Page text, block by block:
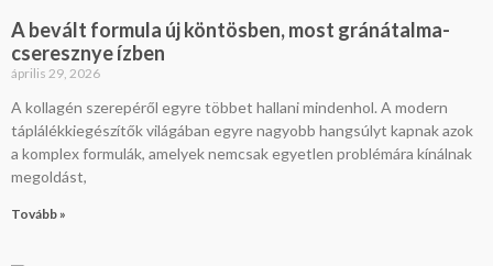
A bevált formula új köntösben, most gránátalma-
cseresznye ízben
április 29, 2026
A kollagén szerepéről egyre többet hallani mindenhol. A modern
táplálékkiegészítők világában egyre nagyobb hangsúlyt kapnak azok
a komplex formulák, amelyek nemcsak egyetlen problémára kínálnak
megoldást,
Tovább »